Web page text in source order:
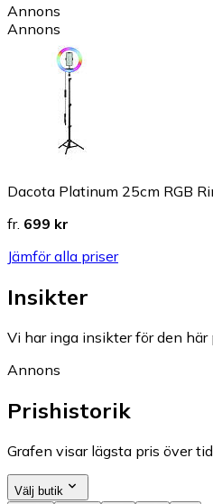
Annons
Annons
Dacota Platinum 25cm RGB
fr. 699 kr
Jämför alla priser
Insikter
Vi har inga insikter för den här
Annons
Prishistorik
Grafen visar lägsta pris över
Välj butik